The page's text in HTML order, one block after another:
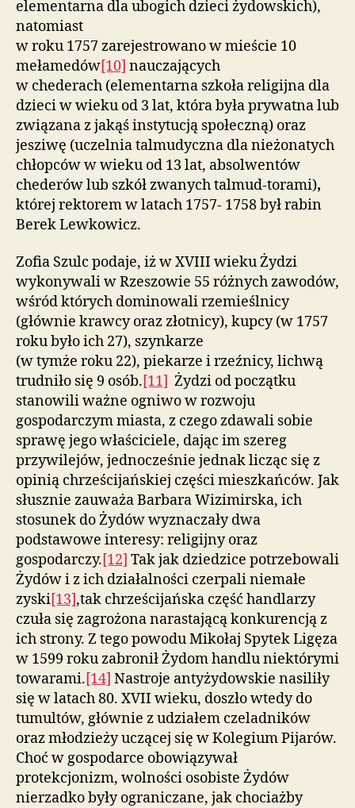
elementarna dla ubogich dzieci żydowskich),
natomiast
w roku 1757 zarejestrowano w mieście 10
mełamedów[10] nauczających
w chederach (elementarna szkoła religijna dla
dzieci w wieku od 3 lat, która była prywatna lub
związana z jakąś instytucją społeczną) oraz
jesziwę (uczelnia talmudyczna dla nieżonatych
chłopców w wieku od 13 lat, absolwentów
chederów lub szkół zwanych talmud-torami),
której rektorem w latach 1757- 1758 był rabin
Berek Lewkowicz.
Zofia Szulc podaje, iż w XVIII wieku Żydzi
wykonywali w Rzeszowie 55 różnych zawodów,
wśród których dominowali rzemieślnicy
(głównie krawcy oraz złotnicy), kupcy (w 1757
roku było ich 27), szynkarze
(w tymże roku 22), piekarze i rzeźnicy, lichwą
trudniło się 9 osób.[11] Żydzi od początku
stanowili ważne ogniwo w rozwoju
gospodarczym miasta, z czego zdawali sobie
sprawę jego właściciele, dając im szereg
przywilejów, jednocześnie jednak licząc się z
opinią chrześcijańskiej części mieszkańców. Jak
słusznie zauważa Barbara Wizimirska, ich
stosunek do Żydów wyznaczały dwa
podstawowe interesy: religijny oraz
gospodarczy.[12] Tak jak dziedzice potrzebowali
Żydów i z ich działalności czerpali niemałe
zyski[13],tak chrześcijańska część handlarzy
czuła się zagrożona narastającą konkurencją z
ich strony. Z tego powodu Mikołaj Spytek Ligęza
w 1599 roku zabronił Żydom handlu niektórymi
towarami.[14] Nastroje antyżydowskie nasiliły
się w latach 80. XVII wieku, doszło wtedy do
tumultów, głównie z udziałem czeladników
oraz młodzieży uczącej się w Kolegium Pijarów.
Choć w gospodarce obowiązywał
protekcjonizm, wolności osobiste Żydów
nierzadko były ograniczane, jak chociażby